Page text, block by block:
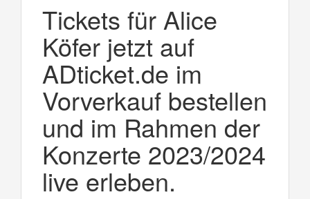
Tickets für Alice
Köfer jetzt auf
ADticket.de im
Vorverkauf bestellen
und im Rahmen der
Konzerte 2023/2024
live erleben.